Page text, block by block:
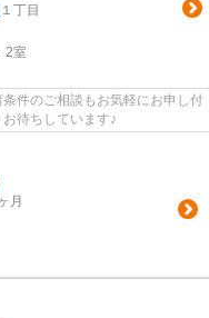
１丁目
2室
件のご相談もお気軽にお申し付
待ちしています♪
月